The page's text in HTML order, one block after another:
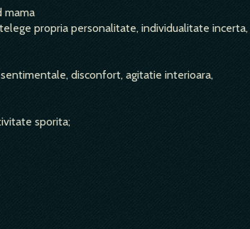
mama
propria personalitate, individualitate incerta,
disconfort, agitatie interioara,
sporita;